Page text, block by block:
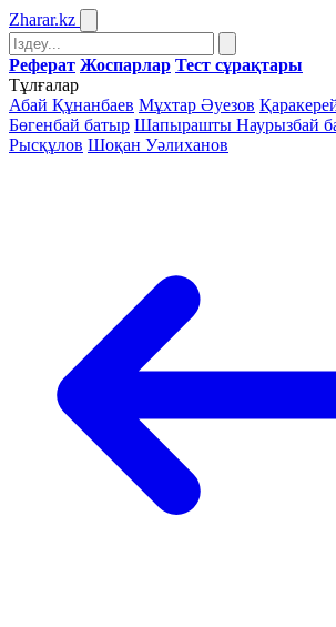
Zharar.kz
Реферат Жоспарлар Тест сұрақтары
Тұлғалар
Абай Құнанбаев Мұхтар Әуезов
Бөгенбай батыр Шапырашты Наурызбай
Рысқұлов Шоқан Уәлиханов